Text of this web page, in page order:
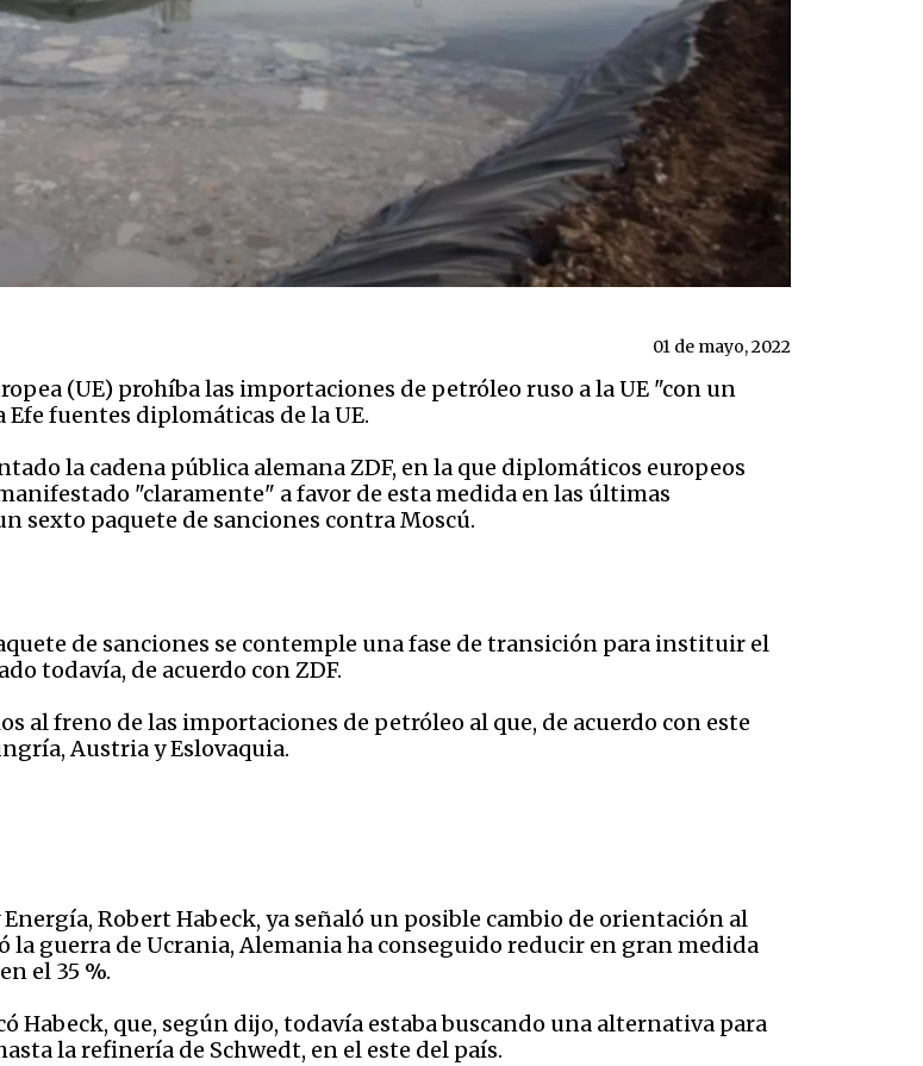
01 de mayo, 2022
(UE) prohíba las importaciones de petróleo ruso a la UE "con un
fuentes diplomáticas de la UE.
la cadena pública alemana ZDF, en la que diplomáticos europeos
"claramente" a favor de esta medida en las últimas
sexto paquete de sanciones contra Moscú.
de sanciones se contemple una fase de transición para instituir el
todavía, de acuerdo con ZDF.
al freno de las importaciones de petróleo al que, de acuerdo con este
Austria y Eslovaquia.
Robert Habeck, ya señaló un posible cambio de orientación al
la guerra de Ucrania, Alemania ha conseguido reducir en gran medida
el 35 %.
Habeck, que, según dijo, todavía estaba buscando una alternativa para
la refinería de Schwedt, en el este del país.